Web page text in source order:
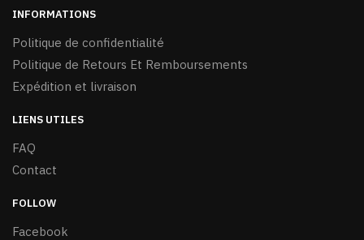
INFORMATIONS
Politique de confidentialité
Politique de Retours Et Remboursements
Expédition et livraison
LIENS UTILES
FAQ
Contact
FOLLOW
Facebook